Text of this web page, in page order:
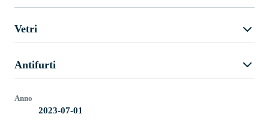
Vetri
Antifurti
Anno
2023-07-01